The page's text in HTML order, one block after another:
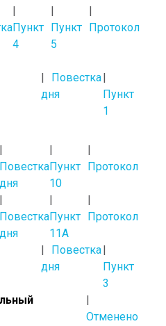
Пункт
4
Пункт
5
Протокол
Повестка
дня
Пункт
1
Повестка
дня
Пункт
10
Протокол
Повестка
дня
Пункт
11А
Протокол
Повестка
дня
Пункт
3
Отменено